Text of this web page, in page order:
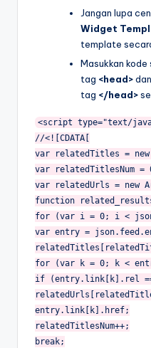
Jangan lupa
Widget
template
Masukkan
tag <head>
tag </head>
<script type="text/
//<![CDATA[
var relatedTitles =
var relatedTitlesNum =
var relatedUrls = new
function
for (var i = 0; i <
var entry =
for (var k = 0; k <
if (entry.link[k].rel
entry.link[k].href;
relatedTitlesNum++;
break;